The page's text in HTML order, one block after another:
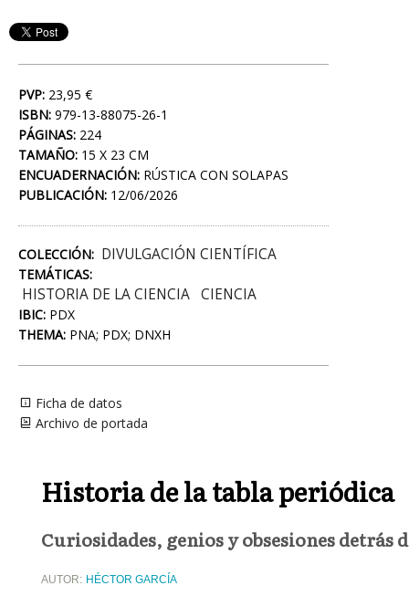
PVP: 23,95 €
ISBN: 979-13-88075-26-1
PÁGINAS: 224
TAMAÑO: 15 X 23 CM
ENCUADERNACIÓN: RÚSTICA CON SOLAPAS
PUBLICACIÓN: 12/06/2026
COLECCIÓN: DIVULGACIÓN CIENTÍFICA
TEMÁTICAS:
HISTORIA DE LA CIENCIA CIENCIA
IBIC: PDX
THEMA: PNA; PDX; DNXH
Ficha de datos
Archivo de portada
Historia de la tabla periódica
Curiosidades, genios y obsesiones detrás
AUTOR: HÉCTOR GARCÍA